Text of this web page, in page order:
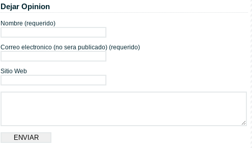
Dejar Opinion
Nombre (requerido)
Correo electronico (no sera publicado) (requerido)
Sitio Web